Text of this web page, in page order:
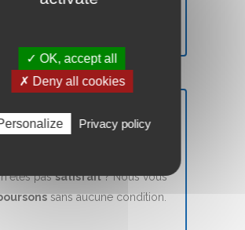
passatisfait? Nous vous
sans aucune condition.
✓ OK, accept all
✗ Deny all cookies
Privacy policy